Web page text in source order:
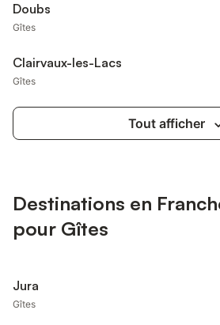
Doubs
Gîtes
Clairvaux-les-Lacs
Gîtes
Tout afficher
Destinations en
pour Gîtes
Jura
Gîtes